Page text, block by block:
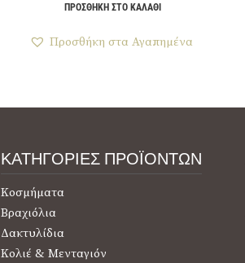
ΠΡΟΣΘΉΚΗ ΣΤΟ ΚΑΛΆΘΙ
Προσθήκη στα Αγαπημένα
ΚΑΤΗΓΟΡΙΕΣ ΠΡΟΪΟΝΤΩΝ
Κοσμήματα
Βραχιόλια
Δακτυλίδια
Κολιέ & Μενταγιόν